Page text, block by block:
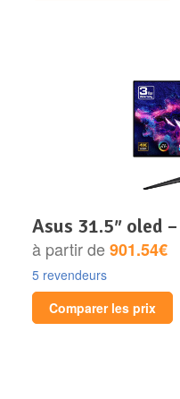
asus 31.5″ oled
à partir de901.54€
5 revendeurs
Comparer les prix